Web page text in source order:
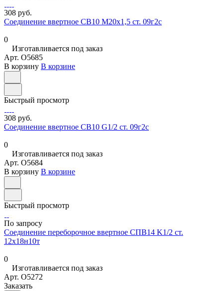
308 руб.
Соединение ввертное СВ10 М20х1,5 ст. 09г2с
0
Изготавливается под заказ
Арт. O5685
В корзину В корзине
Быстрый просмотр
308 руб.
Соединение ввертное СВ10 G1/2 ст. 09г2с
0
Изготавливается под заказ
Арт. O5684
В корзину В корзине
Быстрый просмотр
По запросу
Соединение переборочное ввертное СПВ14 K1/2 ст.
12х18н10т
0
Изготавливается под заказ
Арт. O5272
Заказать